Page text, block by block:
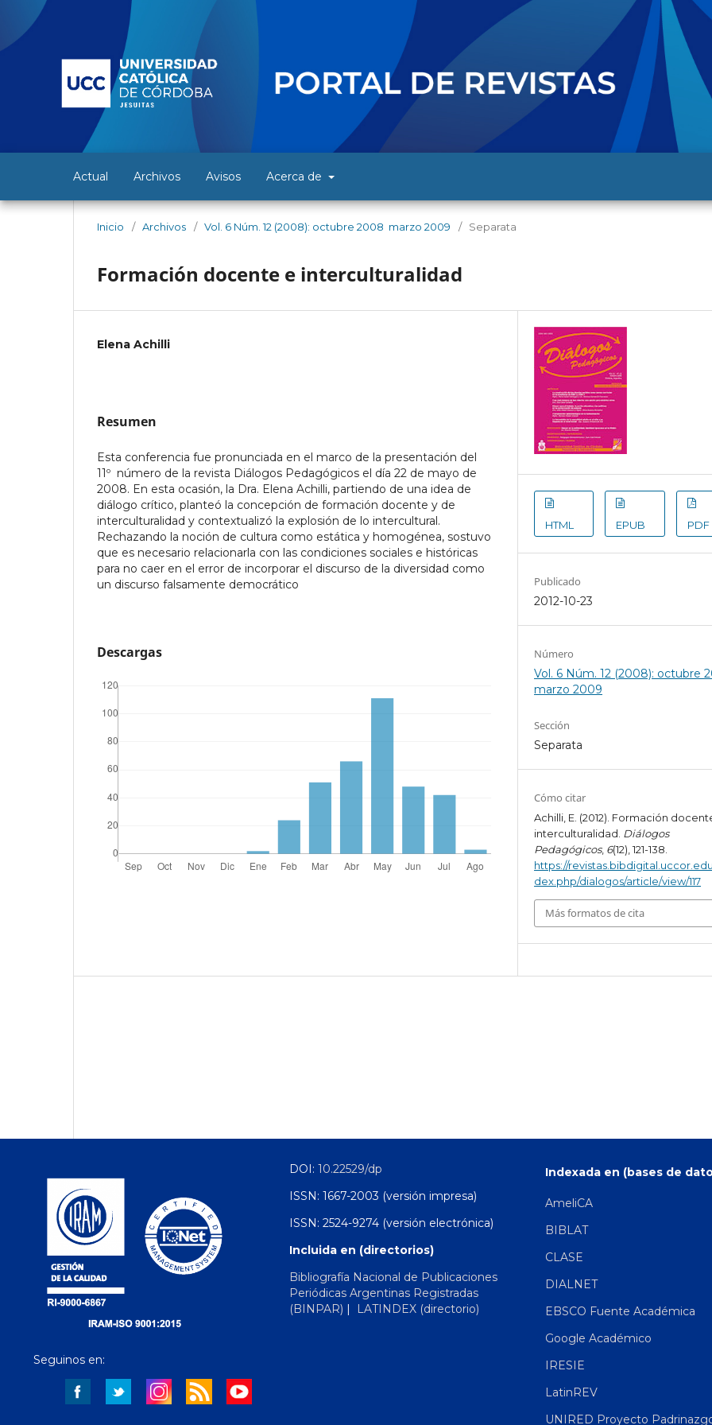
Actual Archivos Avisos Acerca de
Inicio / Archivos / Vol. 6 Núm. 12 (2008): octubre 2008  marzo 2009 / Separata
Formación docente e interculturalidad
Elena Achilli
Resumen
Esta conferencia fue pronunciada en el marco de la presentación del
11º número de la revista Diálogos Pedagógicos el día 22 de mayo de
2008. En esta ocasión, la Dra. Elena Achilli, partiendo de una idea de
diálogo crítico, planteó la concepción de formación docente y de
interculturalidad y contextualizó la explosión de lo intercultural.
Rechazando la noción de cultura como estática y homogénea, sostuvo
que es necesario relacionarla con las condiciones sociales e históricas
para no caer en el error de incorporar el discurso de la diversidad como
un discurso falsamente democrático
Descargas
HTML EPUB PDF
Publicado
2012-10-23
Número
Vol. 6 Núm. 12 (2008): octubre
marzo 2009
Sección
Separata
Cómo citar
Achilli, E. (2012). Formación
interculturalidad. Diálogos
Pedagógicos, 6(12), 121-138.
https://
dex.php/dialogos/article/view/117
Más formatos de cita
Seguinos en:
DOI: 10.22529/dp
ISSN: 1667-2003 (versión impresa)
ISSN: 2524-9274 (versión electrónica)
Incluida en (directorios)
Bibliografía Nacional de Publicaciones
Periódicas Argentinas Registradas
(BINPAR) | LATINDEX (directorio)
Indexada en (bases de
AmeliCA
BIBLAT
CLASE
DIALNET
EBSCO Fuente Académica
Google Académico
IRESIE
LatinREV
UNIRED Proyecto